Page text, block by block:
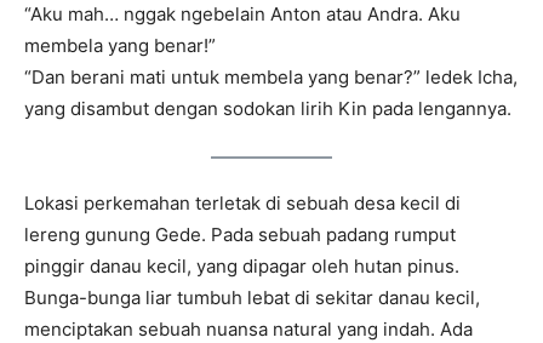
“Aku mah… nggak ngebelain Anton atau Andra. Aku
membela yang benar!”
“Dan berani mati untuk membela yang benar?” ledek Icha,
yang disambut dengan sodokan lirih Kin pada lengannya.
Lokasi perkemahan terletak di sebuah desa kecil di
lereng gunung Gede. Pada sebuah padang rumput
pinggir danau kecil, yang dipagar oleh hutan pinus.
Bunga-bunga liar tumbuh lebat di sekitar danau kecil,
menciptakan sebuah nuansa natural yang indah. Ada